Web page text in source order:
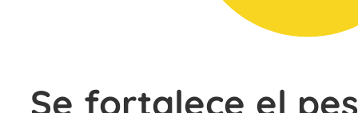
Se fortalece el